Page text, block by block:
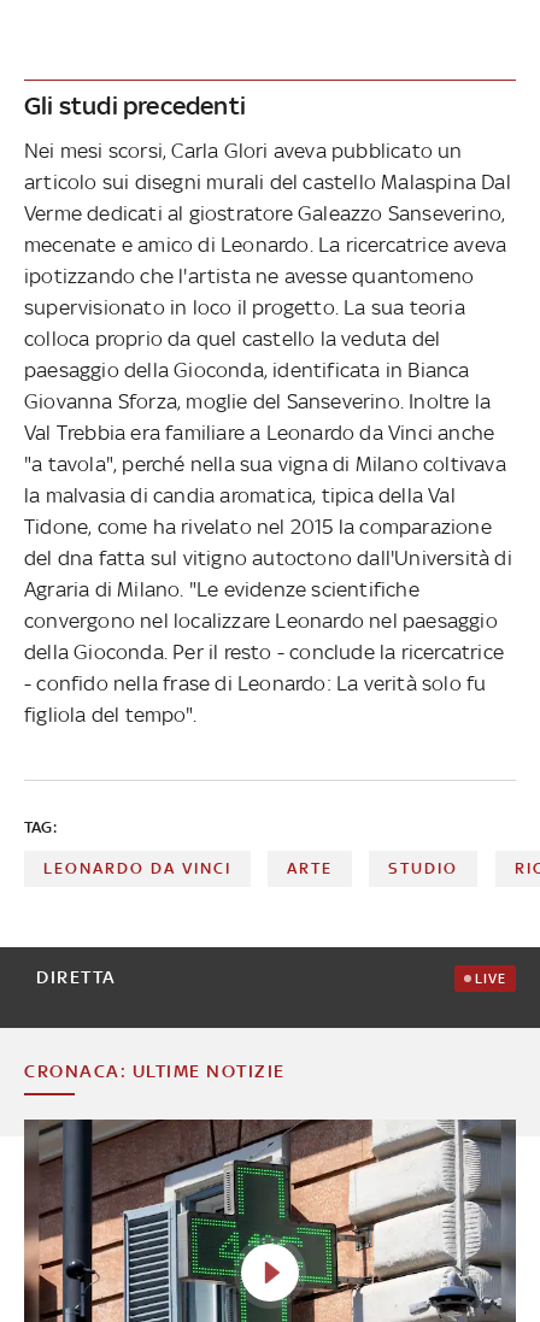
Gli studi precedenti
Nei mesi scorsi, Carla Glori aveva pubblicato un
articolo sui disegni murali del castello Malaspina Dal
Verme dedicati al giostratore Galeazzo Sanseverino,
mecenate e amico di Leonardo. La ricercatrice aveva
ipotizzando che l'artista ne avesse quantomeno
supervisionato in loco il progetto. La sua teoria
colloca proprio da quel castello la veduta del
paesaggio della Gioconda, identificata in Bianca
Giovanna Sforza, moglie del Sanseverino. Inoltre la
Val Trebbia era familiare a Leonardo da Vinci anche
"a tavola", perché nella sua vigna di Milano coltivava
la malvasia di candia aromatica, tipica della Val
Tidone, come ha rivelato nel 2015 la comparazione
del dna fatta sul vitigno autoctono dall'Università di
Agraria di Milano. "Le evidenze scientifiche
convergono nel localizzare Leonardo nel paesaggio
della Gioconda. Per il resto - conclude la ricercatrice
- confido nella frase di Leonardo: La verità solo fu
figliola del tempo".
TAG:
LEONARDO DA VINCI ARTE STUDIO
DIRETTA LIVE
CRONACA: ULTIME NOTIZIE